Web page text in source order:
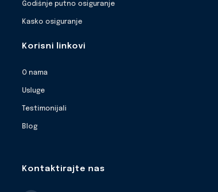
Godišnje putno osiguranje
Kasko osiguranje
Korisni linkovi
O nama
Usluge
Testimonijali
Blog
Kontaktirajte nas